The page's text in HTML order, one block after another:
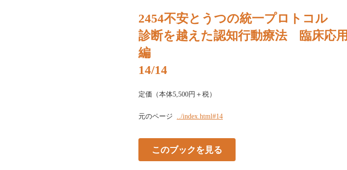
2454不安とうつの統一プロトコル
診断を越えた認知行動療法 臨床応用
編
14/14
定価（本体5,500円＋税）
元のページ ../index.html#14
このブックを見る